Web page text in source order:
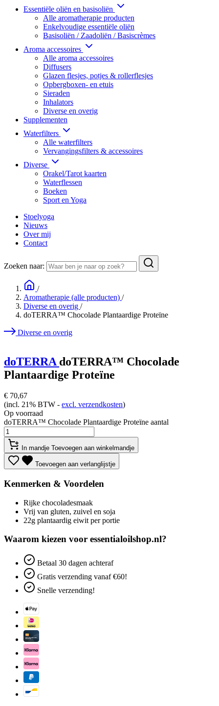
Essentiële oliën en basisoliën
Alle aromatherapie producten
Enkelvoudige essentiële oliën
Basisoliën / Zaadoliën / Basiscrèmes
Aroma accessoires
Alle aroma accessoires
Diffusers
Glazen flesjes, potjes & rollerflesjes
Opbergboxen- en etuis
Sieraden
Inhalators
Diverse en overig
Supplementen
Waterfilters
Alle waterfilters
Vervangingsfilters & accessoires
Diverse
Orakel/Tarot kaarten
Waterflessen
Boeken
Sport en Yoga
Stoelyoga
Nieuws
Over mij
Contact
Zoeken naar:
/
Aromatherapie (alle producten) /
Diverse en overig /
doTERRA™ Chocolade Plantaardige Proteïne
Diverse en overig
doTERRAdoTERRA™ Chocolade
Plantaardige Proteïne
€ 70,67
(incl. 21% BTW - excl. verzendkosten)
Op voorraad
doTERRA™ Chocolade Plantaardige Proteïne aantal
In mandje Toevoegen aan winkelmandje
Toevoegen aan verlanglijstje
Kenmerken & Voordelen
Rijke chocoladesmaak
Vrij van gluten, zuivel en soja
22g plantaardig eiwit per portie
Waarom kiezen voor essentialoilshop.nl?
Betaal 30 dagen achteraf
Gratis verzending vanaf €60!
Snelle verzending!